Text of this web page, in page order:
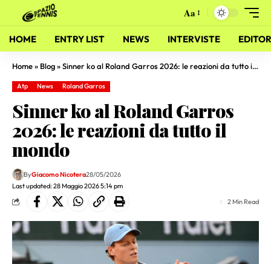
Aa
HOME ENTRY LIST NEWS INTERVISTE
Home» Blog»Sinner ko al Roland Garros 2026: le reazioni da tutto il mondo
Atp News Roland Garros
Sinner ko al Roland Garros
2026: le reazioni da tutto il
mondo
Last updated: 28 Maggio 2026 5:14 pm
ByGiacomo Nicotera28/05/2026
2 Min Read